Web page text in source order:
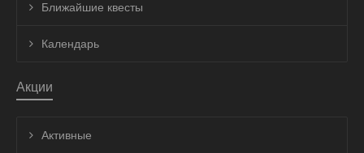
Ближайшие квесты
Календарь
Акции
Активные